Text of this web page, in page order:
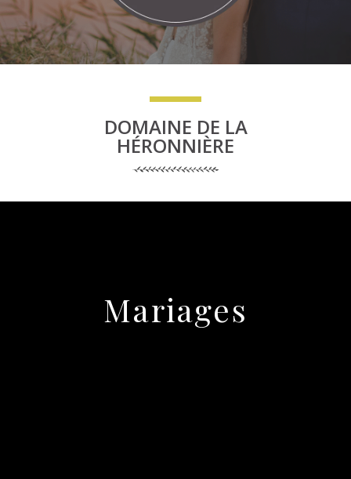
DOMAINE DE LA
HÉRONNIÈRE
Mariages